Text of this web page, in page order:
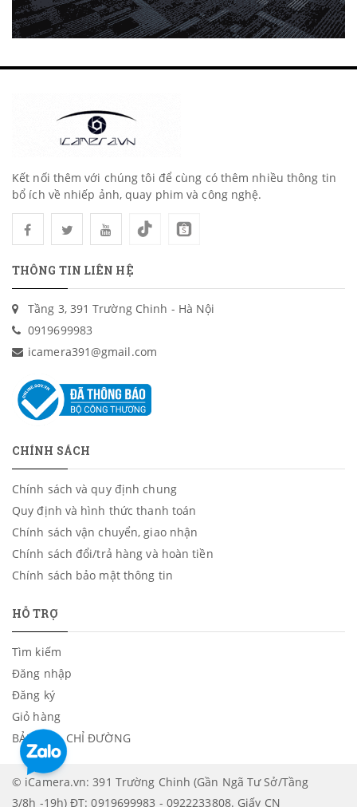
Kết nối thêm với chúng tôi để cùng có thêm nhiều thông tin
bổ ích về nhiếp ảnh, quay phim và công nghệ.
THÔNG TIN LIÊN HỆ
Tầng 3, 391 Trường Chinh - Hà Nội
0919699983
icamera391@gmail.com
CHÍNH SÁCH
Chính sách và quy định chung
Quy định và hình thức thanh toán
Chính sách vận chuyển, giao nhận
Chính sách đổi/trả hàng và hoàn tiền
Chính sách bảo mật thông tin
HỖ TRỢ
Tìm kiếm
Đăng nhập
Đăng ký
Giỏ hàng
BẢN ĐỒ - CHỈ ĐƯỜNG
© iCamera.vn: 391 Trường Chinh (Gần Ngã Tư Sở/Tầng
3/8h -19h) ĐT: 0919699983 - 0922233808. Giấy CN